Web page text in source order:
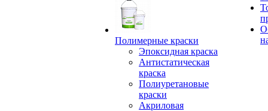
Полимерные краски
Эпоксидная краска
Антистатическая
краска
Полиуретановые
краски
Акриловая